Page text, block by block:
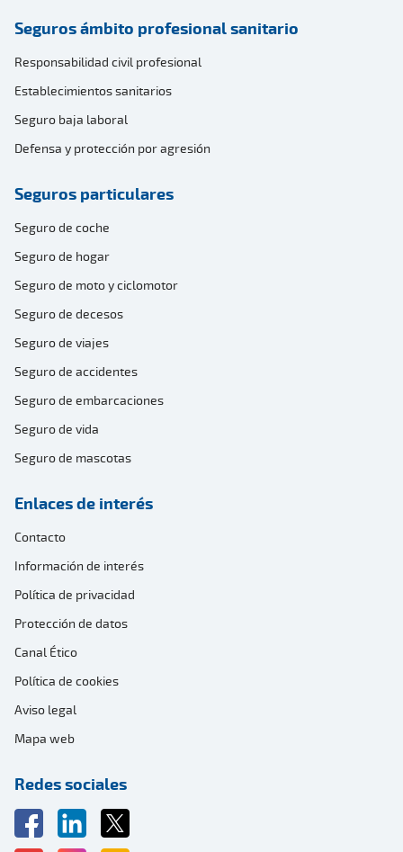
Seguros ámbito profesional sanitario
Responsabilidad civil profesional
Establecimientos sanitarios
Seguro baja laboral
Defensa y protección por agresión
Seguros particulares
Seguro de coche
Seguro de hogar
Seguro de moto y ciclomotor
Seguro de decesos
Seguro de viajes
Seguro de accidentes
Seguro de embarcaciones
Seguro de vida
Seguro de mascotas
Enlaces de interés
Contacto
Información de interés
Política de privacidad
Protección de datos
Canal Ético
Política de cookies
Aviso legal
Mapa web
Redes sociales